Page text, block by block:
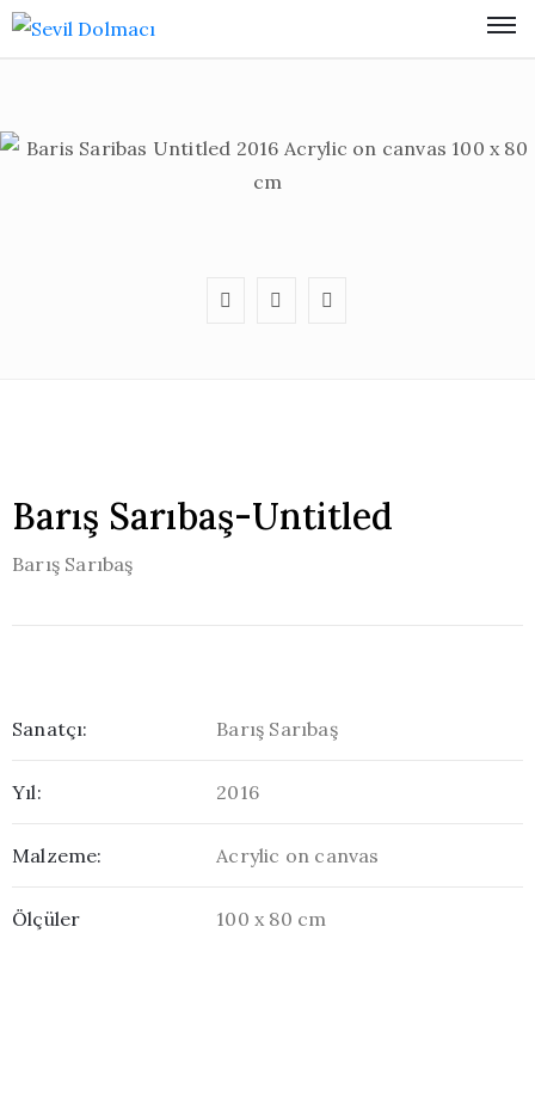
Barış Sarıbaş-Untitled
Barış Sarıbaş
Sanatçı: Barış Sarıbaş
Yıl: 2016
Malzeme: Acrylic on canvas
Ölçüler 100 x 80 cm